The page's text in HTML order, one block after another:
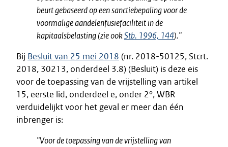
beurt gebaseerd op een sanctiebepaling voor de
voormalige aandelenfusiefaciliteit in de
kapitaalsbelasting (zie ookStb. 1996, 144)."
Bij Besluit van 25 mei 2018 (nr. 2018-50125, Stcrt.
2018, 30213, onderdeel 3.8) (Besluit) is deze eis
voor de toepassing van de vrijstelling van artikel
15, eerste lid, onderdeel e, onder 2°, WBR
verduidelijkt voor het geval er meer dan één
inbrenger is:
"Voor de toepassing van de vrijstelling van